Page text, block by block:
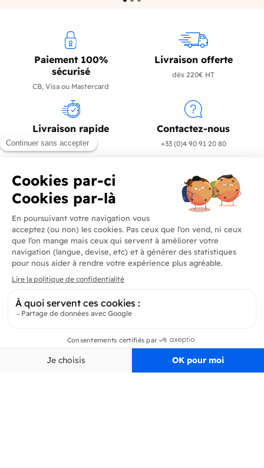
Paiement 100%
sécurisé
CB, Visa ou Mastercard
Livraison offerte
dès 220€ HT
Livraison rapide
en 24/72h
Contactez-nous
+33 (0)4 90 91 20 80